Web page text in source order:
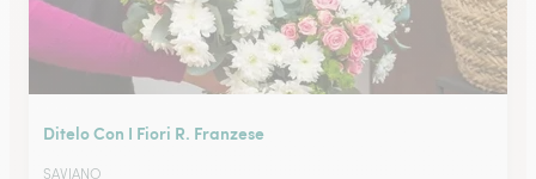
Ditelo Con I Fiori R. Franzese
SAVIANO